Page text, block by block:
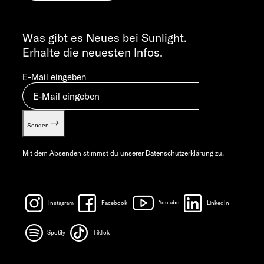
info@sunlight.de
Gewichts­informationen
Let’s play!
Was gibt es Neues bei Sunlight.
Erhalte die neuesten Infos.
E-Mail eingeben
Senden
Mit dem Absenden stimmst du unserer Datenschutzerklärung zu.
Instagram Facebook Youtube LinkedIn
Spotify TikTok